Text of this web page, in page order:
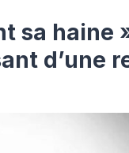
sa haine
d’une